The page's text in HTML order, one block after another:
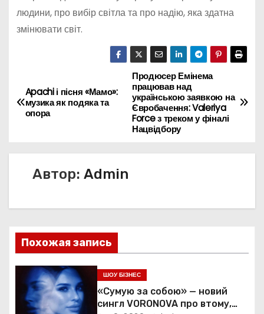
людини, про вибір світла та про надію, яка здатна
змінювати світ.
Н
а
и
а
ц
и
я
п
Продюсер Емінема
працював над
українською заявкою на
Євробачення: Valeriya
Force з треком у фіналі
Нацвідбору
Apachi і пісня «Мамо»:
музика як подяка та
опора
Автор: Admin
Похожая запись
ШОУ БІЗНЕС
«Сумую за собою» — новий
сингл VORONOVA про втому,